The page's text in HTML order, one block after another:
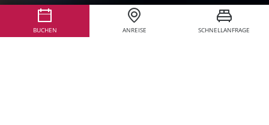
BUCHEN ANREISE SCHNELLANFRAGE